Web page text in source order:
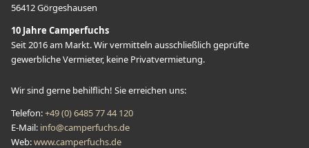
56412 Görgeshausen
10 Jahre Camperfuchs
Seit 2016 am Markt. Wir vermitteln ausschließlich geprüfte
gewerbliche Vermieter, keine Privatvermietung.
Wir sind gerne behilflich! Sie erreichen uns:
Telefon:+49 (0) 6485 77 44 120
E-Mail: info@camperfuchs.de
Web:www.camperfuchs.de